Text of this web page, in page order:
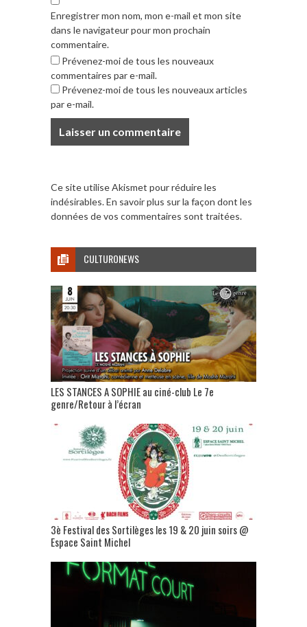
Enregistrer mon nom, mon e-mail et mon site
dans le navigateur pour mon prochain
commentaire.
Prévenez-moi de tous les nouveaux
commentaires par e-mail.
Prévenez-moi de tous les nouveaux articles
par e-mail.
Ce site utilise Akismet pour réduire les
indésirables.En savoir plus sur la façon dont les
données de vos commentaires sont traitées.
CULTURONEWS
LES STANCES A SOPHIE au ciné-club Le 7e
genre/Retour à l’écran
3è Festival des Sortilèges les 19 & 20 juin soirs @
Espace Saint Michel